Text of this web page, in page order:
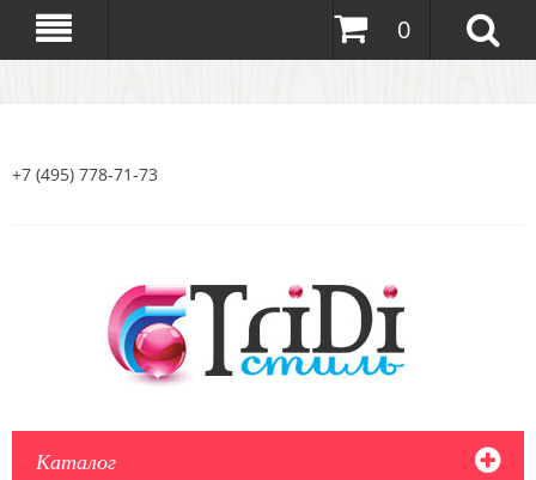
0
+7 (495) 778-71-73
Каталог